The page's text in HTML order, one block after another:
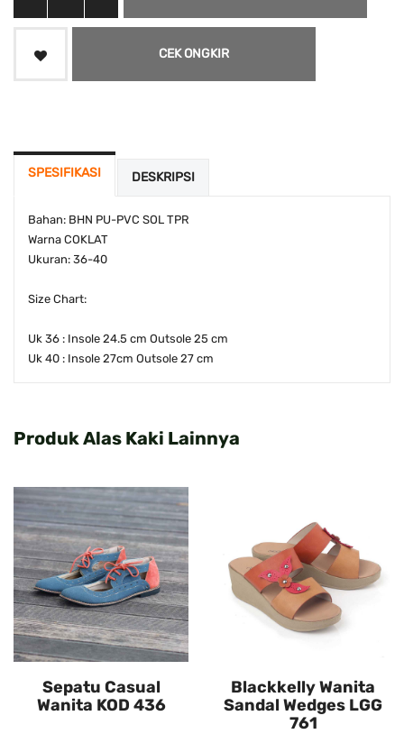
CEK ONGKIR
SPESIFIKASI DESKRIPSI
Bahan: BHN PU-PVC SOL TPR
Warna COKLAT
Ukuran: 36-40
Size Chart:
Uk 36 : Insole 24.5 cm Outsole 25 cm
Uk 40 : Insole 27cm Outsole 27 cm
Produk Alas Kaki Lainnya
Sepatu Casual
Wanita KOD 436
Blackkelly Wanita
Sandal Wedges LGG
761